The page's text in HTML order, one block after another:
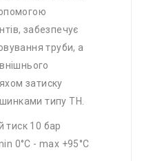
забезпечує
труби, а
затиску
типу TH.
тиск 10 бар
0°C - max +95°C